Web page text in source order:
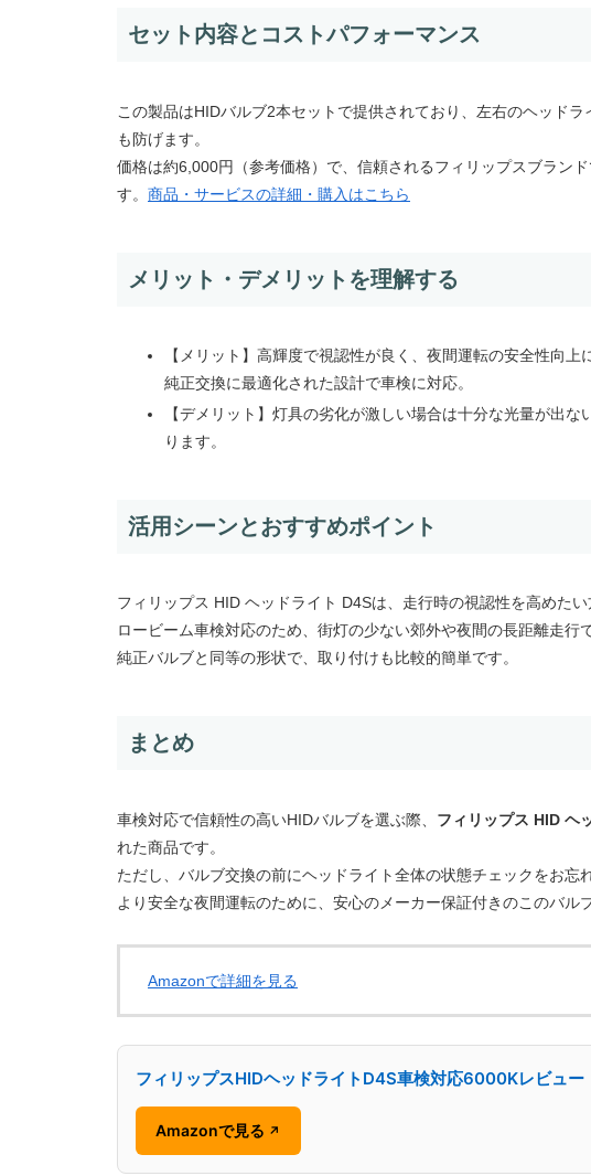
セット内容とコストパフォーマンス
この製品はHIDバルブ2本セットで提供されており、左右のヘッド
も防げます。
価格は約6,000円（参考価格）で、信頼されるフィリップスブラン
す。 商品・サービスの詳細・購入はこちら
メリット・デメリットを理解する
【メリット】高輝度で視認性が良く、夜間運転の安全性向上
純正交換に最適化された設計で車検に対応。
【デメリット】灯具の劣化が激しい場合は十分な光量が出
ります。
活用シーンとおすすめポイント
フィリップス HID ヘッドライト D4Sは、走行時の視認性を高めた
ロービーム車検対応のため、街灯の少ない郊外や夜間の長距離走行
純正バルブと同等の形状で、取り付けも比較的簡単です。
まとめ
車検対応で信頼性の高いHIDバルブを選ぶ際、 フィリップス HID ヘ
れた商品です。
ただし、バルブ交換の前にヘッドライト全体の状態チェックをお忘
より安全な夜間運転のために、安心のメーカー保証付きのこのバル
Amazonで詳細を見る
フィリップスHIDヘッドライトD4S車検対応6000Kレビュー
Amazonで見る ↗